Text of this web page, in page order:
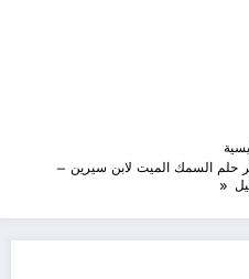
السمك الميت لابن سيرين –